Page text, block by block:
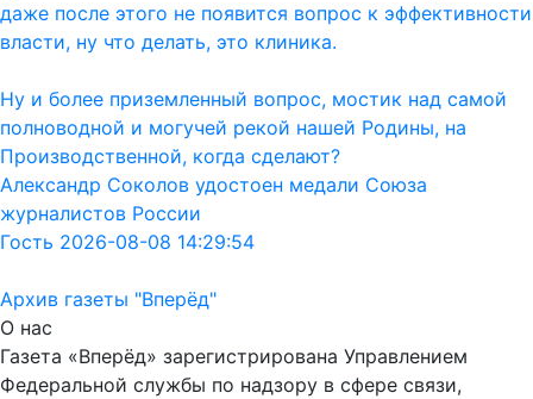
даже после этого не появится вопрос к эффективности
власти, ну что делать, это клиника.
Ну и более приземленный вопрос, мостик над самой
полноводной и могучей рекой нашей Родины, на
Производственной, когда сделают?
Александр Соколов удостоен медали Союза
журналистов России
Гость 2026-08-08 14:29:54
Архив газеты "Вперёд"
О нас
Газета «Вперёд» зарегистрирована Управлением
Федеральной службы по надзору в сфере связи,